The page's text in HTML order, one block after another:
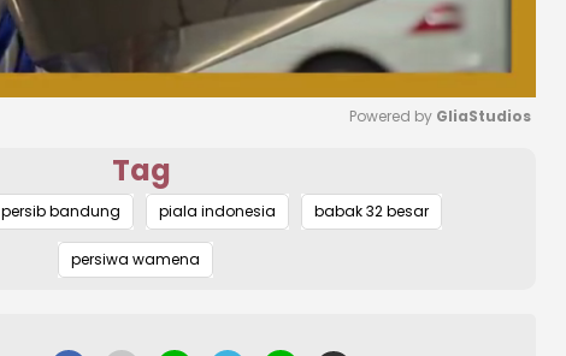
Powered by GliaStudios
Tag
persib bandung piala indonesia babak 32 besar
persiwa wamena